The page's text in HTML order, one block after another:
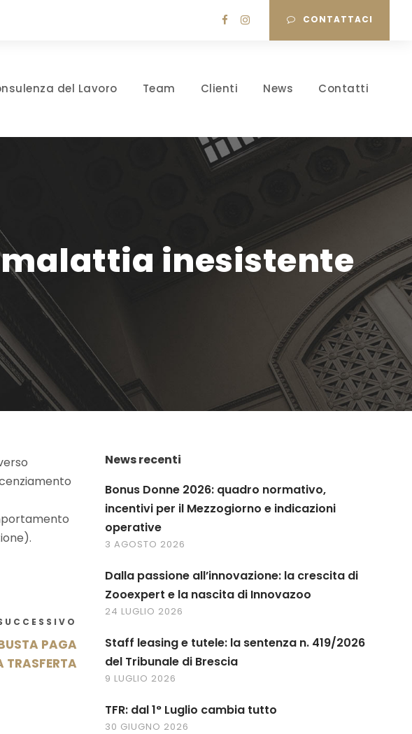
CONTATTACI
del Lavoro Team Clienti News Contatti
inesistente
PAGA
TRASFERTA
News recenti
Bonus Donne 2026: quadro normativo,
incentivi per il Mezzogiorno e indicazioni
operative
3 AGOSTO 2026
Dalla passione all’innovazione: la crescita di
Zooexpert e la nascita di Innovazoo
24 LUGLIO 2026
Staff leasing e tutele: la sentenza n. 419/2026
del Tribunale di Brescia
9 LUGLIO 2026
TFR: dal 1° Luglio cambia tutto
30 GIUGNO 2026